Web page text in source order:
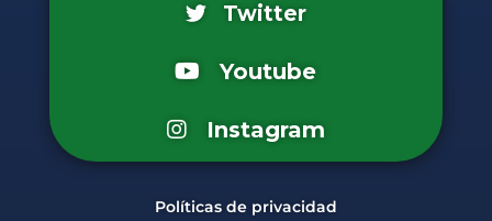
Twitter
Youtube
Instagram
Políticas de privacidad